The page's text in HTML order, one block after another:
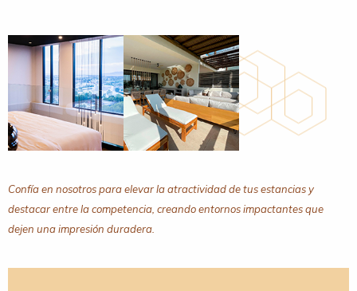
Confía en nosotros para elevar la atractividad de tus estancias y
destacar entre la competencia, creando entornos impactantes que
dejen una impresión duradera.